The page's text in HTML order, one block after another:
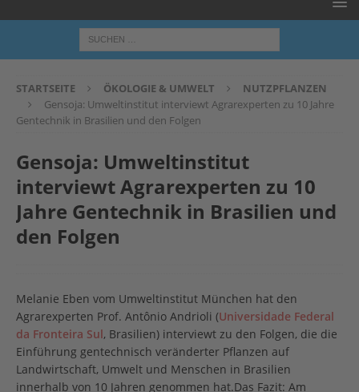
STARTSEITE ÖKOLOGIE & UMWELT
NUTZPFLANZEN
Gensoja: Umweltinstitut interviewt Agrarexperten zu 10 Jahre
Gentechnik in Brasilien und den Folgen
Gensoja: Umweltinstitut
interviewt Agrarexperten zu 10
Jahre Gentechnik in Brasilien und
den Folgen
Melanie Eben vom Umweltinstitut München hat den
Agrarexperten Prof. Antônio Andrioli (Universidade Federal
da Fronteira Sul, Brasilien) interviewt zu den Folgen, die die
Einführung gentechnisch veränderter Pflanzen auf
Landwirtschaft, Umwelt und Menschen in Brasilien
innerhalb von 10 Jahren genommen hat.Das Fazit: Am